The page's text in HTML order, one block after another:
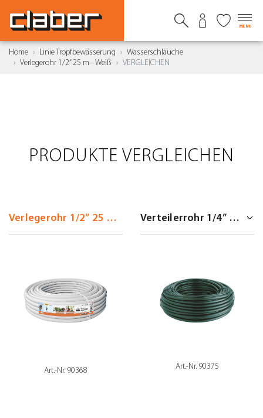
MENU
Home Linie Tropfbewässerung
Wasserschläuche
Verlegerohr 1/2” 25 m - Weiß
VERGLEICHEN
PRODUKTE VERGLEICHEN
Art.-Nr. 90368 Art.-Nr. 90375